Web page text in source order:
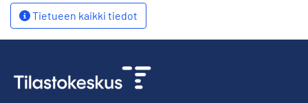
Tietueen kaikki tiedot